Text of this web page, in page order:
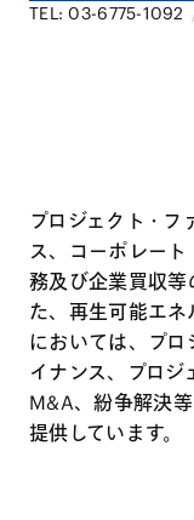
TEL: 03-6775-1092
プロジェクト・フ
ス、コーポレー
務及び企業買収等
た、再生可能エ
においては、プロ
イナンス、プロジ
M&A、紛争解決
提供しています。